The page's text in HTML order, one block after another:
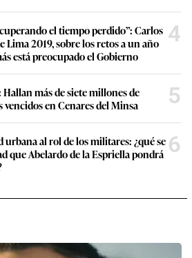
el tiempo perdido”: Carlos
Lima 2019, sobre los retos a un año
está preocupado el Gobierno
4
más de siete millones de
en Cenares del Minsa
5
urbana al rol de los militares: ¿qué se
que Abelardo de la Espriella pondrá 6